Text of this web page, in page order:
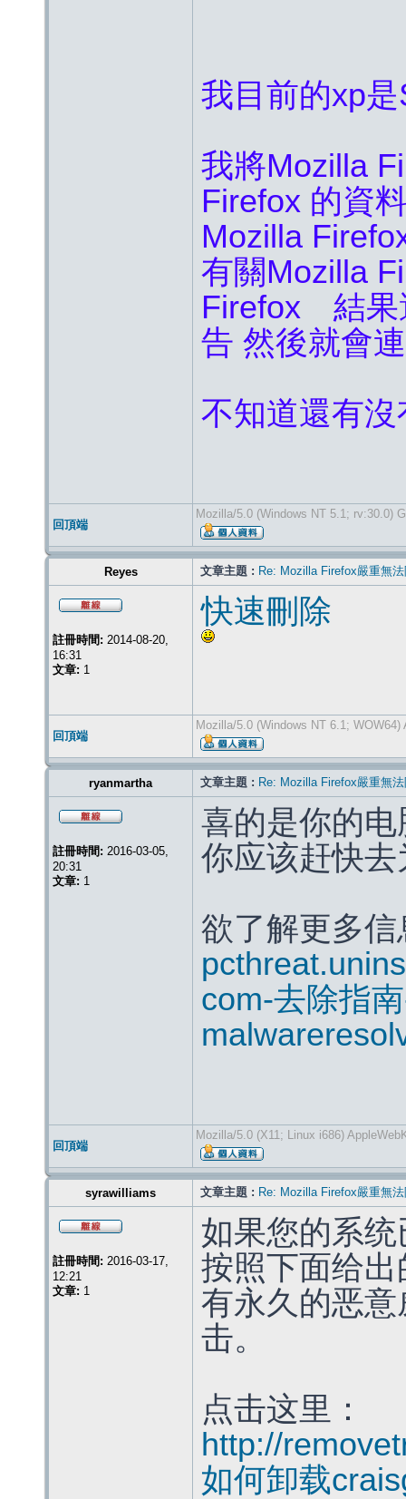
我目前的xp
我將Mozilla
Firefox 的資
Mozilla
有關Mozilla
Firefox 結果
告 然後就會
不知道還有
回頂端
Mozilla/5.0 (Windows NT 5.1; rv:30.0)
Reyes 文章主題 : Re: Mozilla Firefox嚴重無
註冊時間: 2014-08-20,
16:31
文章: 1
快速刪除
回頂端
Mozilla/5.0 (Windows NT 6.1;
ryanmartha 文章主題 : Re: Mozilla Firefox嚴重無
註冊時間: 2016-03-05,
20:31
文章: 1
喜的是你的
你应该赶快
欲了解更多
com-去除指
回頂端
Mozilla/5.0 (X11; Linux i686)
syrawilliams 文章主題 : Re: Mozilla Firefox嚴重無
註冊時間: 2016-03-17,
12:21
文章: 1
如果您的系
按照下面给
有永久的恶
击。
点击这里：
http://
如何卸载